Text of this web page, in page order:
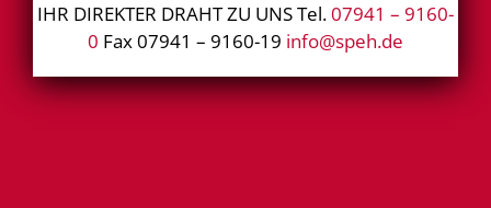
IHR DIREKTER DRAHT ZU UNS Tel.07941 – 9160-
0 Fax 07941 – 9160-19 info@speh.de